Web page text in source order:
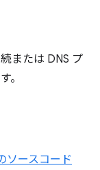
または DNS プ
。
ソースコード